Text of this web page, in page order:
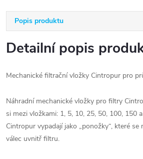
Popis produktu
Detailní popis
Mechanické filtrační vložky Cintropur pro
Náhradní mechanické vložky pro filtry
si mezi vložkami: 1, 5, 10, 25, 50, 100, 150
Cintropur vypadají jako „ponožky“, které se
válec uvnitř filtru.